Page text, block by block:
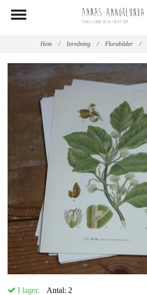
Hem / Inredning / Florabilder /
I lager. Antal: 2